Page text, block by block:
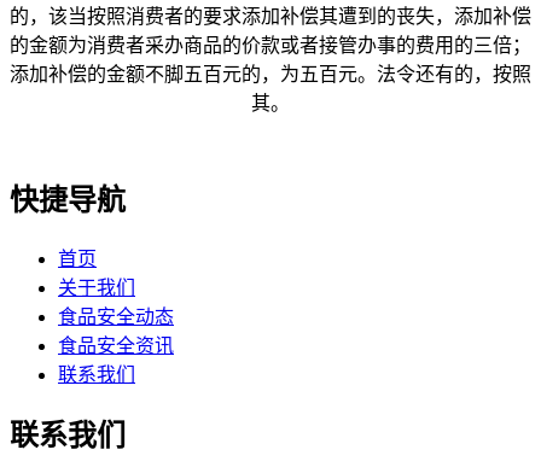
的，该当按照消费者的要求添加补偿其遭到的丧失，添加补偿
的金额为消费者采办商品的价款或者接管办事的费用的三倍；
添加补偿的金额不脚五百元的，为五百元。法令还有的，按照
其。
快捷导航
首页
关于我们
食品安全动态
食品安全资讯
联系我们
联系我们